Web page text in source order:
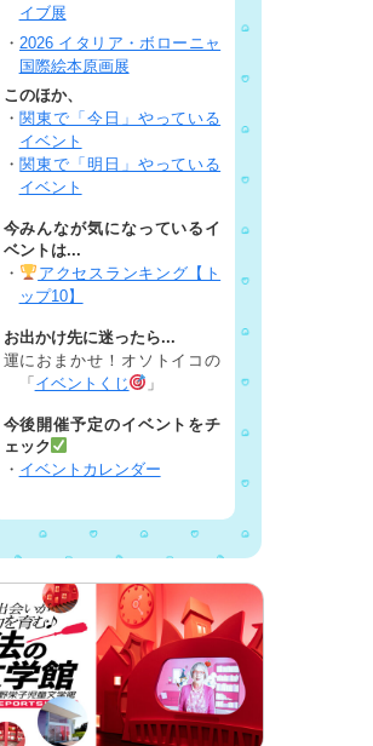
イブ展
・ 2026 イタリア・ボローニャ
国際絵本原画展
このほか、
・ 関東で「今日」やっている
イベント
・ 関東で「明日」やっている
イベント
今みんなが気になっているイ
ベントは...
・
アクセスランキング【ト
ップ10】
お出かけ先に迷ったら...
運におまかせ！オソトイコの
「 イベントくじ 」
今後開催予定のイベントをチ
ェック
・ イベントカレンダー